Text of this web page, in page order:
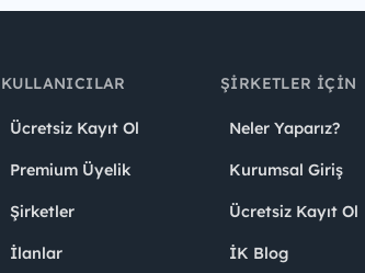
KULLANICILAR
Ücretsiz Kayıt Ol
Premium Üyelik
Şirketler
İlanlar
ŞIRKETLER İÇIN
Neler Yaparız?
Kurumsal Giriş
Ücretsiz Kayıt Ol
İK Blog